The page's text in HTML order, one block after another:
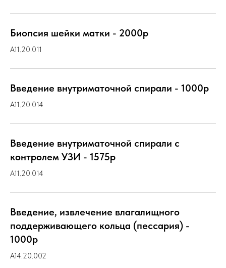
Биопсия шейки матки - 2000р
A11.20.011
Введение внутриматочной спирали - 1000р
A11.20.014
Введение внутриматочной спирали с
контролем УЗИ - 1575р
A11.20.014
Введение, извлечение влагалищного
поддерживающего кольца (пессария) -
1000р
A14.20.002